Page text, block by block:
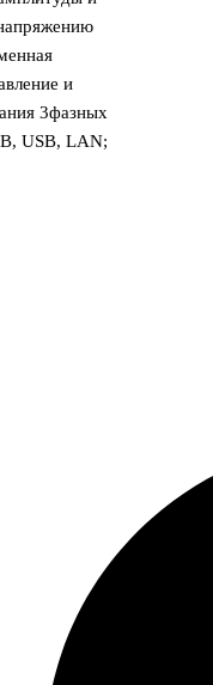
и
3фазных
USB, LAN;